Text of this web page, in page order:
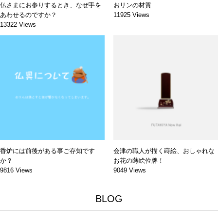
仏さまにお参りするとき、なぜ手を
あわせるのですか？
13322 Views
おリンの材質
11925 Views
香炉には前後がある事ご存知です
か？
9816 Views
会津の職人が描く蒔絵、おしゃれな
お花の蒔絵位牌！
9049 Views
BLOG